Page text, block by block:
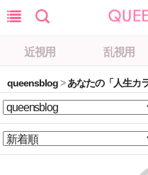
近視用 乱視用
queensblog>あなたの「人生カ